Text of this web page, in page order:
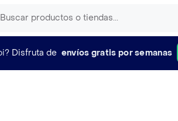
Disfruta de envíos gratis por semanas